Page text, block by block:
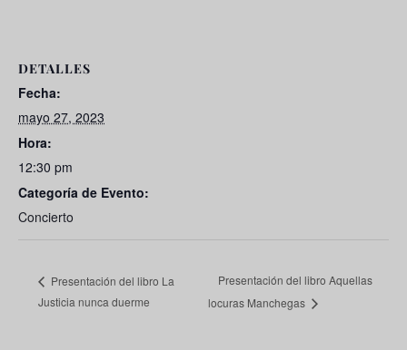
DETALLES
Fecha:
mayo 27, 2023
Hora:
12:30 pm
Categoría de Evento:
Concierto
Presentación del libro La
Justicia nunca duerme
Presentación del libro Aquellas
locuras Manchegas